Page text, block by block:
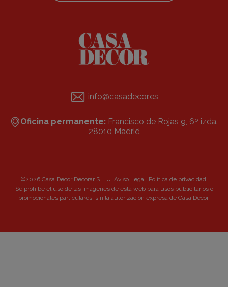
info@casadecor.es
Oficina permanente: Francisco de Rojas 9, 6º izda.
28010 Madrid
©2026 Casa Decor Decorar S.L.U. Aviso Legal Política de privacidad
Se prohibe el uso de las imágenes de esta web para usos publicitarios o
promocionales particulares, sin la autorización expresa de Casa Decor.